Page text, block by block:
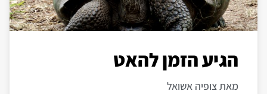
הגיע הזמן להאט
מאת צופיה אשואל